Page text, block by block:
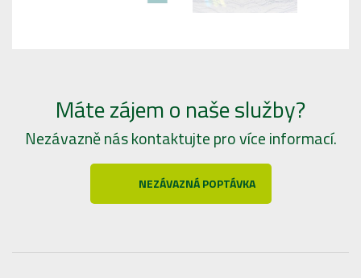
Máte zájem o naše služby?
Nezávazně nás kontaktujte pro více informací.
NEZÁVAZNÁ POPTÁVKA